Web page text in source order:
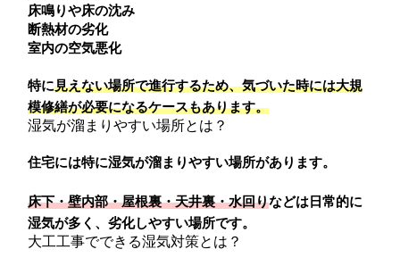
床鳴りや床の沈み
断熱材の劣化
室内の空気悪化
特に見えない場所で進行するため、気づいた時には大規
模修繕が必要になるケースもあります。
湿気が溜まりやすい場所とは？
住宅には特に湿気が溜まりやすい場所があります。
床下・壁内部・屋根裏・天井裏・水回りなどは日常的に
湿気が多く、劣化しやすい場所です。
大工工事でできる湿気対策とは？